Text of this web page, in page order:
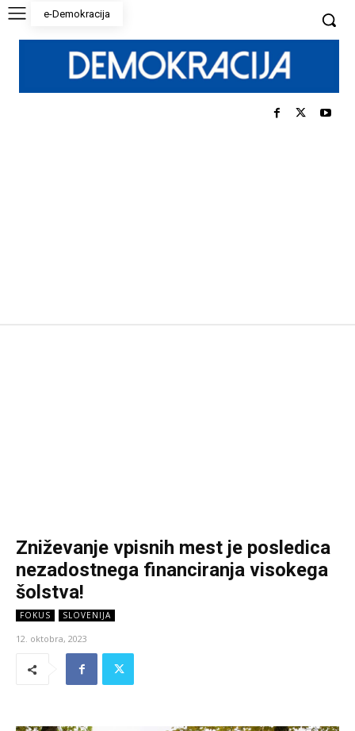
e-Demokracija
Zniževanje vpisnih mest je posledica
nezadostnega financiranja visokega
šolstva!
FOKUS SLOVENIJA
12. oktobra, 2023